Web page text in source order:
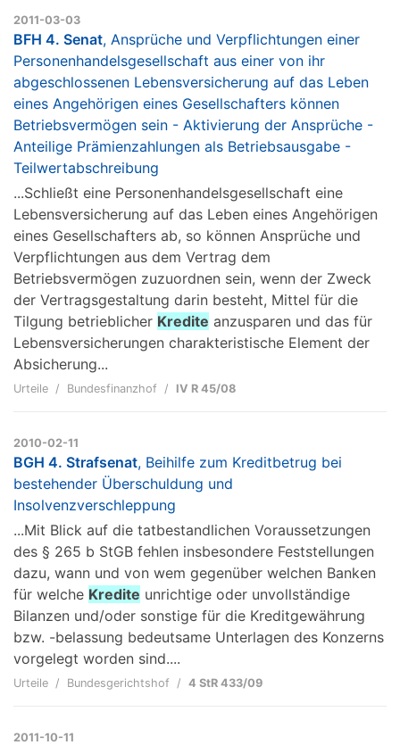
2011-03-03
BFH 4. Senat, Ansprüche und Verpflichtungen einer
Personenhandelsgesellschaft aus einer von ihr
abgeschlossenen Lebensversicherung auf das Leben
eines Angehörigen eines Gesellschafters können
Betriebsvermögen sein - Aktivierung der Ansprüche -
Anteilige Prämienzahlungen als Betriebsausgabe -
Teilwertabschreibung
...Schließt eine Personenhandelsgesellschaft eine
Lebensversicherung auf das Leben eines Angehörigen
eines Gesellschafters ab, so können Ansprüche und
Verpflichtungen aus dem Vertrag dem
Betriebsvermögen zuzuordnen sein, wenn der Zweck
der Vertragsgestaltung darin besteht, Mittel für die
Tilgung betrieblicher Kredite anzusparen und das für
Lebensversicherungen charakteristische Element der
Absicherung...
Urteile Bundesfinanzhof IV R 45/08
2010-02-11
BGH 4. Strafsenat, Beihilfe zum Kreditbetrug bei
bestehender Überschuldung und
Insolvenzverschleppung
...Mit Blick auf die tatbestandlichen Voraussetzungen
des § 265 b StGB fehlen insbesondere Feststellungen
dazu, wann und von wem gegenüber welchen Banken
für welche Kredite unrichtige oder unvollständige
Bilanzen und/oder sonstige für die Kreditgewährung
bzw. -belassung bedeutsame Unterlagen des Konzerns
vorgelegt worden sind....
Urteile Bundesgerichtshof 4 StR 433/09
2011-10-11